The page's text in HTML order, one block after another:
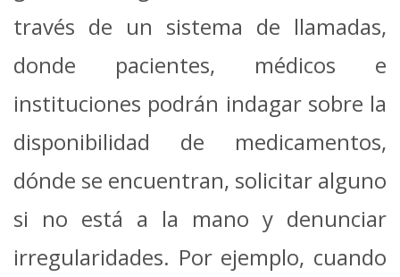
través de un sistema de llamadas,
donde pacientes, médicos e
instituciones podrán indagar sobre la
disponibilidad de medicamentos,
dónde se encuentran, solicitar alguno
si no está a la mano y denunciar
irregularidades. Por ejemplo, cuando